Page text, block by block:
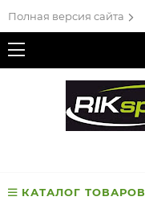
Полная версия сайта
КАТАЛОГ ТОВАРОВ